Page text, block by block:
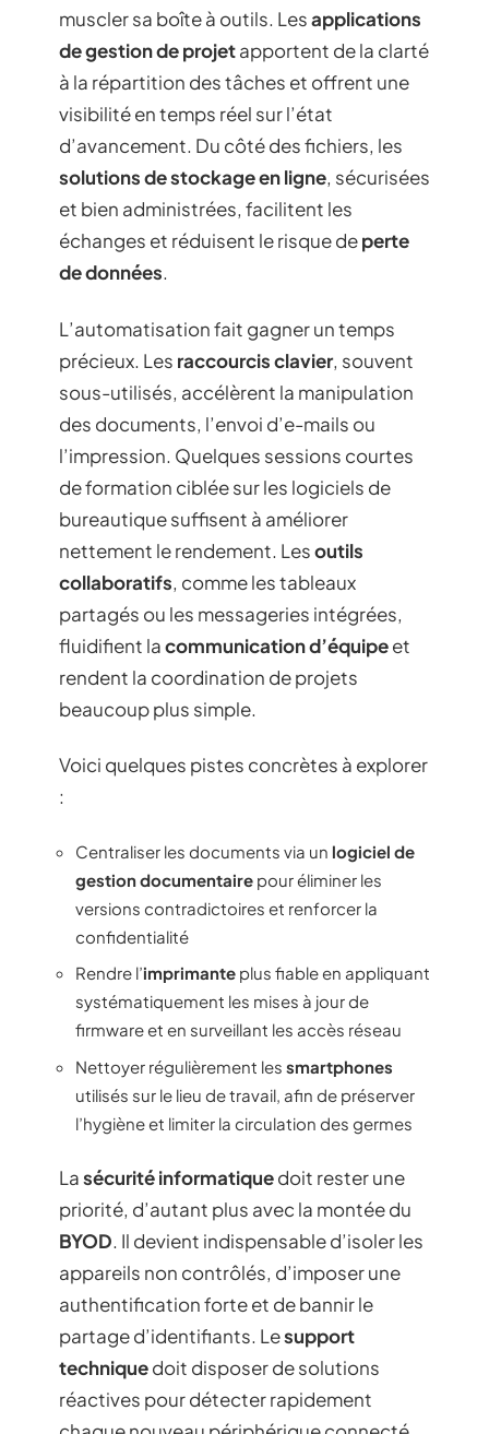
muscler sa boîte à outils. Lesapplications
de gestion de projetapportent de la clarté
à la répartition des tâches et offrent une
visibilité en temps réel sur l’état
d’avancement. Du côté des fichiers, les
solutions de stockage en ligne, sécurisées
et bien administrées, facilitent les
échanges et réduisent le risque deperte
de données.
L’automatisation fait gagner un temps
précieux. Les raccourcis clavier, souvent
sous-utilisés, accélèrent la manipulation
des documents, l’envoi d’e-mails ou
l’impression. Quelques sessions courtes
de formation ciblée sur les logiciels de
bureautique suffisent à améliorer
nettement le rendement. Lesoutils
collaboratifs, comme les tableaux
partagés ou les messageries intégrées,
fluidifient lacommunication d’équipeet
rendent la coordination de projets
beaucoup plus simple.
Voici quelques pistes concrètes à explorer
:
Centraliser les documents via un logiciel de
gestion documentaire pour éliminer les
versions contradictoires et renforcer la
confidentialité
Rendre l’imprimante plus fiable en appliquant
systématiquement les mises à jour de
firmware et en surveillant les accès réseau
Nettoyer régulièrement les smartphones
utilisés sur le lieu de travail, afin de préserver
l’hygiène et limiter la circulation des germes
Lasécurité informatiquedoit rester une
priorité, d’autant plus avec la montée du
BYOD. Il devient indispensable d’isoler les
appareils non contrôlés, d’imposer une
authentification forte et de bannir le
partage d’identifiants. Lesupport
techniquedoit disposer de solutions
réactives pour détecter rapidement